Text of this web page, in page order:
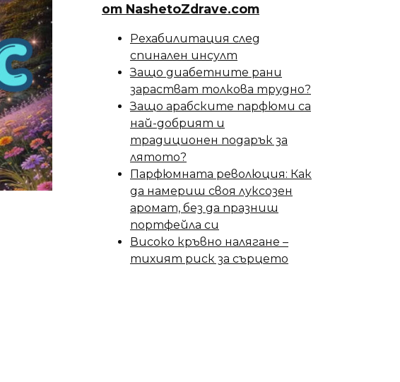
от NashetoZdrave.com
Рехабилитация след
спинален инсулт
Защо диабетните рани
зарастват толкова трудно?
Защо арабските парфюми са
най-добрият и
традиционен подарък за
лятото?
Парфюмната революция: Как
да намериш своя луксозен
аромат, без да празниш
портфейла си
Високо кръвно налягане –
тихият риск за сърцето